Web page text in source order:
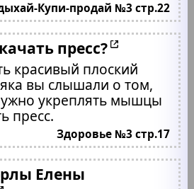
Купи-продай №3 стр.22
пресс?
красивый плоский
вы слышали о том,
укреплять мышцы
пресс.
Здоровье №3 стр.17
Елены